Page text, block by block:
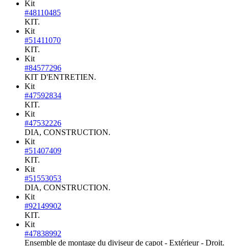
Kit
#48110485
KIT.
Kit
#51411070
KIT.
Kit
#84577296
KIT D'ENTRETIEN.
Kit
#47592834
KIT.
Kit
#47532226
DIA, CONSTRUCTION.
Kit
#51407409
KIT.
Kit
#51553053
DIA, CONSTRUCTION.
Kit
#92149902
KIT.
Kit
#47838992
Ensemble de montage du diviseur de capot - Extérieur - Droit.